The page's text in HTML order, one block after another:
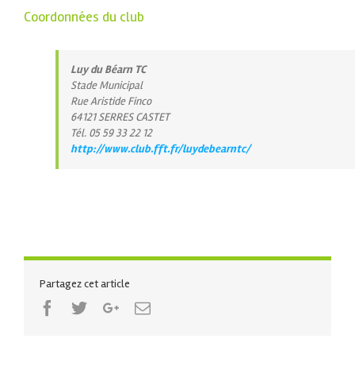
Coordonnées du club
Luy du Béarn TC
Stade Municipal
Rue Aristide Finco
64121 SERRES CASTET
Tél. 05 59 33 22 12
http://www.club.fft.fr/luydebearntc/
Partagez cet article
Facebook
TwitterGoogle+Email